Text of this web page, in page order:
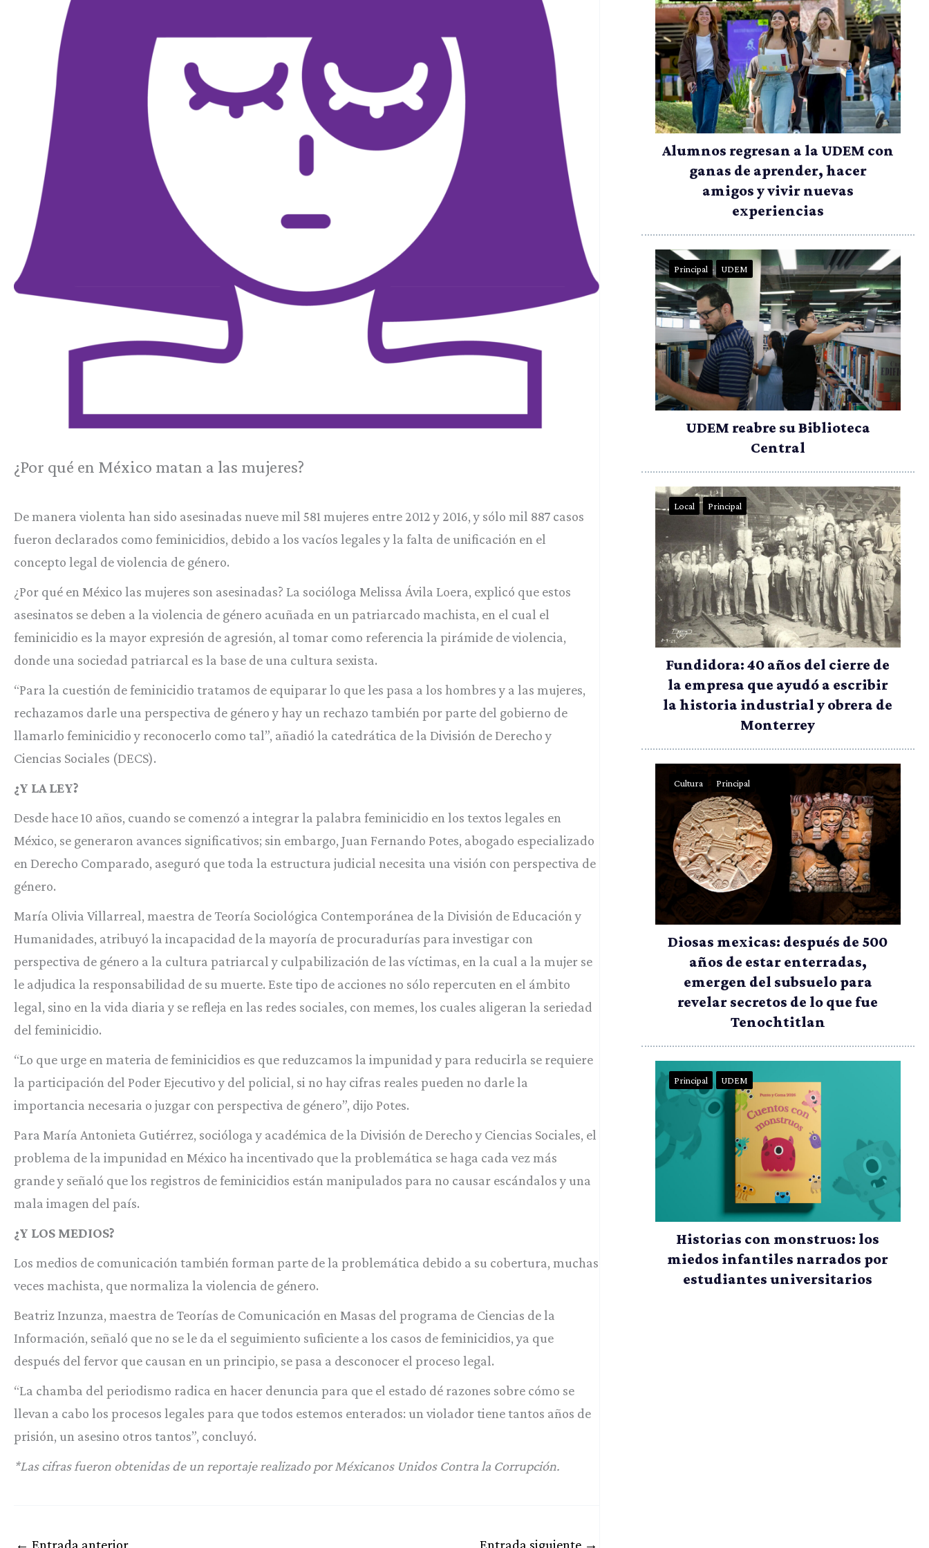
¿Por qué en México matan a las mujeres?
De manera violenta han sido asesinadas nueve mil 581 mujeres entre 2012 y 2016, y sólo mil 887 casos
fueron declarados como feminicidios, debido a los vacíos legales y la falta de unificación en el
concepto legal de violencia de género.
¿Por qué en México las mujeres son asesinadas? La socióloga Melissa Ávila Loera, explicó que estos
asesinatos se deben a la violencia de género acuñada en un patriarcado machista, en el cual el
feminicidio es la mayor expresión de agresión, al tomar como referencia la pirámide de violencia,
donde una sociedad patriarcal es la base de una cultura sexista.
“Para la cuestión de feminicidio tratamos de equiparar lo que les pasa a los hombres y a las mujeres,
rechazamos darle una perspectiva de género y hay un rechazo también por parte del gobierno de
llamarlo feminicidio y reconocerlo como tal”, añadió la catedrática de la División de Derecho y
Ciencias Sociales (DECS).
¿Y LA LEY?
Desde hace 10 años, cuando se comenzó a integrar la palabra feminicidio en los textos legales en
México, se generaron avances significativos; sin embargo, Juan Fernando Potes, abogado especializado
en Derecho Comparado, aseguró que toda la estructura judicial necesita una visión con perspectiva de
género.
María Olivia Villarreal, maestra de Teoría Sociológica Contemporánea de la División de Educación y
Humanidades, atribuyó la incapacidad de la mayoría de procuradurías para investigar con
perspectiva de género a la cultura patriarcal y culpabilización de las víctimas, en la cual a la mujer se
le adjudica la responsabilidad de su muerte. Este tipo de acciones no sólo repercuten en el ámbito
legal, sino en la vida diaria y se refleja en las redes sociales, con memes, los cuales aligeran la seriedad
del feminicidio.
“Lo que urge en materia de feminicidios es que reduzcamos la impunidad y para reducirla se requiere
la participación del Poder Ejecutivo y del policial, si no hay cifras reales pueden no darle la
importancia necesaria o juzgar con perspectiva de género”, dijo Potes.
Para María Antonieta Gutiérrez, socióloga y académica de la División de Derecho y Ciencias Sociales, el
problema de la impunidad en México ha incentivado que la problemática se haga cada vez más
grande y señaló que los registros de feminicidios están manipulados para no causar escándalos y una
mala imagen del país.
¿Y LOS MEDIOS?
Los medios de comunicación también forman parte de la problemática debido a su cobertura, muchas
veces machista, que normaliza la violencia de género.
Beatriz Inzunza, maestra de Teorías de Comunicación en Masas del programa de Ciencias de la
Información, señaló que no se le da el seguimiento suficiente a los casos de feminicidios, ya que
después del fervor que causan en un principio, se pasa a desconocer el proceso legal.
“La chamba del periodismo radica en hacer denuncia para que el estado dé razones sobre cómo se
llevan a cabo los procesos legales para que todos estemos enterados: un violador tiene tantos años de
prisión, un asesino otros tantos”, concluyó.
*Las cifras fueron obtenidas de un reportaje realizado por Méxicanos Unidos Contra la Corrupción.
← Entrada anterior Entrada siguiente →
Alumnos regresan a la UDEM con
ganas de aprender, hacer
amigos y vivir nuevas
experiencias
Principal UDEM
UDEM reabre su Biblioteca
Central
Local Principal
Fundidora: 40 años del cierre de
la empresa que ayudó a escribir
la historia industrial y obrera de
Monterrey
Cultura Principal
Diosas mexicas: después de 500
años de estar enterradas,
emergen del subsuelo para
revelar secretos de lo que fue
Tenochtitlan
Principal UDEM
Historias con monstruos: los
miedos infantiles narrados por
estudiantes universitarios